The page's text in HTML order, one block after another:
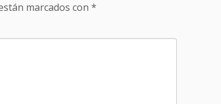
marcados con *